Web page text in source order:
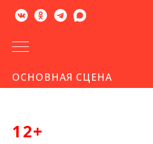
ОСНОВНАЯ СЦЕНА
12+